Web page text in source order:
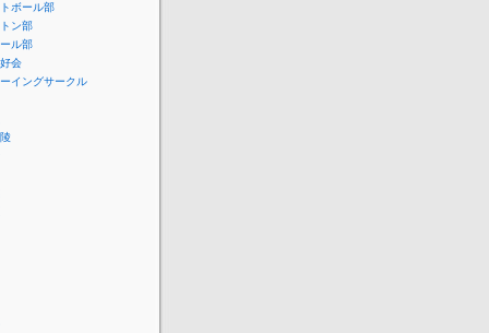
ボール部
ン部
ル部
会
イングサークル